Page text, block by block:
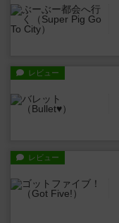
レビュー
レビュー